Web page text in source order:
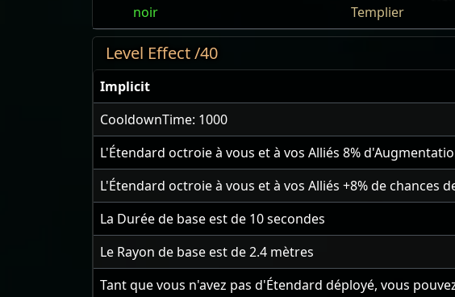
noir
Templier
Level Effect /40
Implicit
CooldownTime: 1000
L'Étendard octroie à vous et à vos Alliés 8%
L'Étendard octroie à vous et à vos Alliés +8% de chances
La Durée de base est de 10secondes
Le Rayon de base est de2.4 mètres
Tant que vous n'avez pas d'Étendard déployé, vous